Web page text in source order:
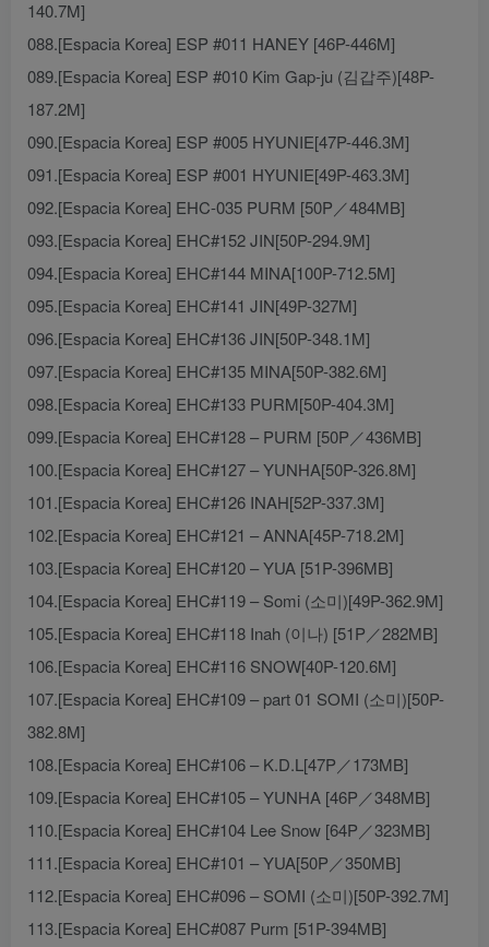
140.7M]
088.[Espacia Korea] ESP #011 HANEY [46P-446M]
089.[Espacia Korea] ESP #010 Kim Gap-ju (김갑주)[48P-
187.2M]
090.[Espacia Korea] ESP #005 HYUNIE[47P-446.3M]
091.[Espacia Korea] ESP #001 HYUNIE[49P-463.3M]
092.[Espacia Korea] EHC-035 PURM [50P／484MB]
093.[Espacia Korea] EHC#152 JIN[50P-294.9M]
094.[Espacia Korea] EHC#144 MINA[100P-712.5M]
095.[Espacia Korea] EHC#141 JIN[49P-327M]
096.[Espacia Korea] EHC#136 JIN[50P-348.1M]
097.[Espacia Korea] EHC#135 MINA[50P-382.6M]
098.[Espacia Korea] EHC#133 PURM[50P-404.3M]
099.[Espacia Korea] EHC#128 – PURM [50P／436MB]
100.[Espacia Korea] EHC#127 – YUNHA[50P-326.8M]
101.[Espacia Korea] EHC#126 INAH[52P-337.3M]
102.[Espacia Korea] EHC#121 – ANNA[45P-718.2M]
103.[Espacia Korea] EHC#120 – YUA [51P-396MB]
104.[Espacia Korea] EHC#119 – Somi (소미)[49P-362.9M]
105.[Espacia Korea] EHC#118 Inah (이나) [51P／282MB]
106.[Espacia Korea] EHC#116 SNOW[40P-120.6M]
107.[Espacia Korea] EHC#109 – part 01 SOMI (소미)[50P-
382.8M]
108.[Espacia Korea] EHC#106 – K.D.L[47P／173MB]
109.[Espacia Korea] EHC#105 – YUNHA [46P／348MB]
110.[Espacia Korea] EHC#104 Lee Snow [64P／323MB]
111.[Espacia Korea] EHC#101 – YUA[50P／350MB]
112.[Espacia Korea] EHC#096 – SOMI (소미)[50P-392.7M]
113.[Espacia Korea] EHC#087 Purm [51P-394MB]